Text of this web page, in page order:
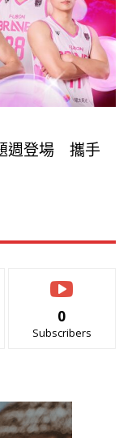
週登場 攜手
0
Subscribers